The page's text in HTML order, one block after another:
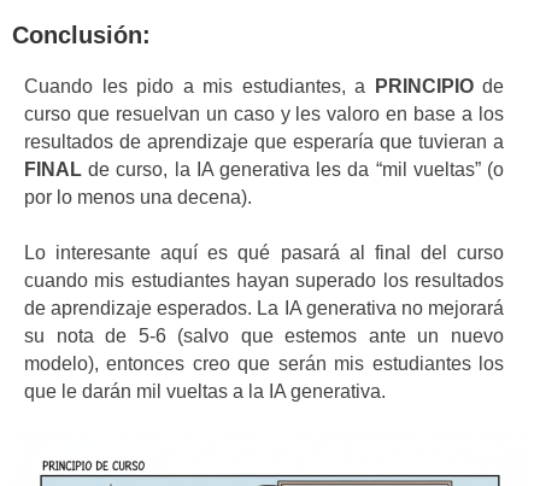
Conclusión:
Cuando les pido a mis estudiantes, a PRINCIPIOde
curso que resuelvan un caso y les valoro en base a los
resultados de aprendizaje que esperaría que tuvieran a
FINAL de curso, la IA generativa les da “mil vueltas” (o
por lo menos una decena).
Lo interesante aquí es qué pasará al final del curso
cuando mis estudiantes hayan superado los resultados
de aprendizaje esperados. La IA generativa no mejorará
su nota de 5-6 (salvo que estemos ante un nuevo
modelo), entonces creo que serán mis estudiantes los
que le darán mil vueltas a la IA generativa.